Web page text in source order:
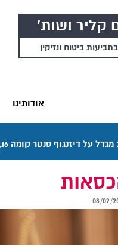
קליר ושות'
בתביעות ביטוח ונזיקין
אודותינו
סנטר קומה 16, רחוב דיזנגוף 50 תל אביב. דרכי ההגעה בתפריט "אודותינו".
08/02/